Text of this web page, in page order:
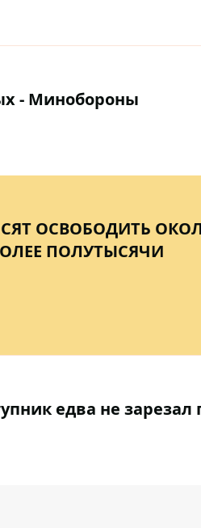
- Минобороны
ОСВОБОДИТЬ
ПОЛУТЫСЯЧИ
едва не зарезал